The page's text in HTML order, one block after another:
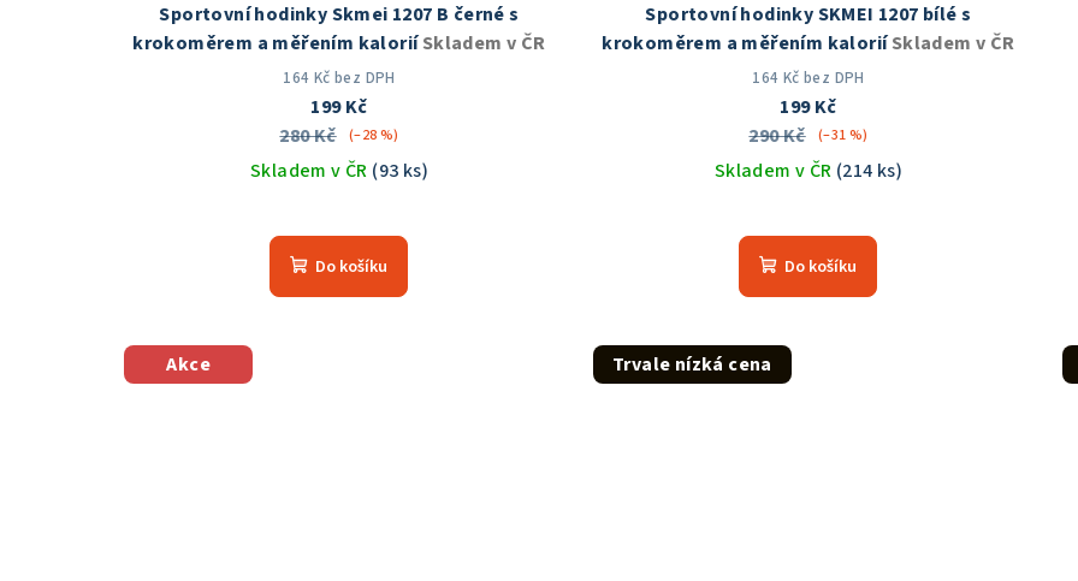
Sportovní hodinky Skmei 1207 B černé s
krokoměrem a měřením kaloriíSkladem v ČR
164 Kč bez DPH
199 Kč
280 Kč
(–28 %)
Skladem v ČR (93 ks)
hodnocení
produktu
je
Do košíku
Sportovní hodinky SKMEI 1207 bílé s
krokoměrem a měřením kaloriíSkladem v ČR
164 Kč bez DPH
199 Kč
290 Kč
(–31 %)
Skladem v ČR (214 ks)
hodnocení
produktu
je
Do košíku
Akce Trvale nízká cena